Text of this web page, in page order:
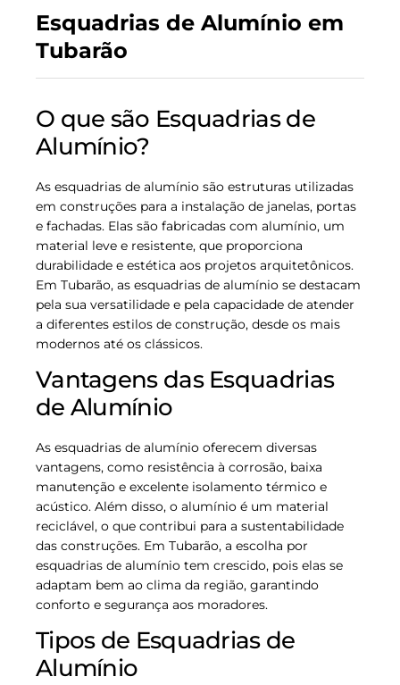
Esquadrias de Alumínio em
Tubarão
O que são Esquadrias de
Alumínio?
As esquadrias de alumínio são estruturas utilizadas
em construções para a instalação de janelas, portas
e fachadas. Elas são fabricadas com alumínio, um
material leve e resistente, que proporciona
durabilidade e estética aos projetos arquitetônicos.
Em Tubarão, as esquadrias de alumínio se destacam
pela sua versatilidade e pela capacidade de atender
a diferentes estilos de construção, desde os mais
modernos até os clássicos.
Vantagens das Esquadrias
de Alumínio
As esquadrias de alumínio oferecem diversas
vantagens, como resistência à corrosão, baixa
manutenção e excelente isolamento térmico e
acústico. Além disso, o alumínio é um material
reciclável, o que contribui para a sustentabilidade
das construções. Em Tubarão, a escolha por
esquadrias de alumínio tem crescido, pois elas se
adaptam bem ao clima da região, garantindo
conforto e segurança aos moradores.
Tipos de Esquadrias de
Alumínio